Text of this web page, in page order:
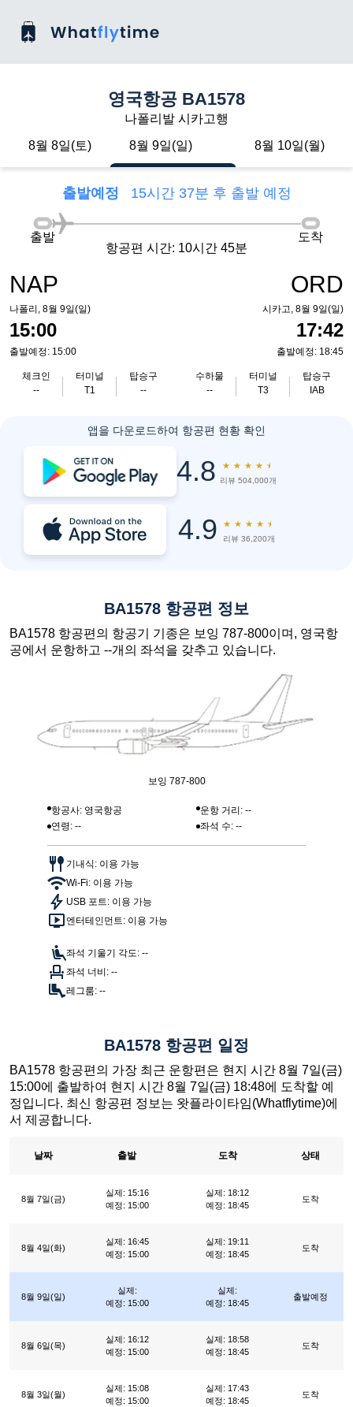
영국항공 BA1578
나폴리발 시카고행
8월 8일(토)
8월 9일(일) 8월 10일(월)
출발예정 15시간 37분 후 출발 예정
NAP
나폴리, 8월 9일(일)
15:00
출발예정: 15:00
체크인
--
터미널
T1
탑승구
--
출발
항공편 시간: 10시간 45분
도착
ORD
시카고, 8월 9일(일)
17:42
출발예정: 18:45
수하물
--
터미널
T3
탑승구
IAB
앱을 다운로드하여 항공편 현황 확인
4.8 ★ ★ ★ ★ ★
리뷰 504,000개
4.9 ★ ★ ★ ★ ★
리뷰 36,200개
BA1578 항공편 정보
BA1578 항공편의 항공기 기종은 보잉 787-800이며, 영국항
공에서 운항하고 --개의 좌석을 갖추고 있습니다.
보잉 787-800
항공사: 영국항공
운항 거리: --
연령: --
좌석 수: --
기내식: 이용 가능
Wi-Fi: 이용 가능
USB 포트: 이용 가능
엔터테인먼트: 이용 가능
좌석 기울기 각도: --
좌석 너비: --
레그룸: --
BA1578 항공편 일정
BA1578 항공편의 가장 최근 운항편은 현지 시간 8월 7일(금)
15:00에 출발하여 현지 시간 8월 7일(금) 18:48에 도착할 예
정입니다. 최신 항공편 정보는 왓플라이타임(Whatflytime)에
서 제공합니다.
날짜 출발 도착 상태
8월 7일(금)
실제: 15:16
예정: 15:00
실제: 18:12
예정: 18:45
도착
8월 4일(화)
실제: 16:45
예정: 15:00
실제: 19:11
예정: 18:45
도착
8월 9일(일)
실제:
예정: 15:00
실제:
예정: 18:45
출발예정
8월 6일(목)
실제: 16:12
예정: 15:00
실제: 18:58
예정: 18:45
도착
8월 3일(월)
실제: 15:08
예정: 15:00
실제: 17:43
예정: 18:45
도착